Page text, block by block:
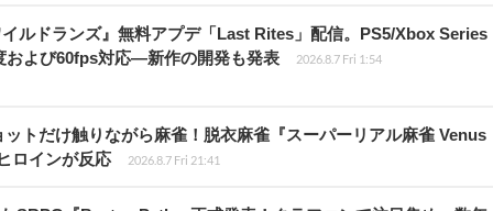
イルドランズ』無料アプデ「Last Rites」配信。PS5/Xbox Series
および60fps対応―新作の開発も発表
2026.8.7 Fri 1:54
トだけ触りながら麻雀！脱衣麻雀『スーパーリアル麻雀 Venus
ロインが反応
2026.8.7 Fri 21:41